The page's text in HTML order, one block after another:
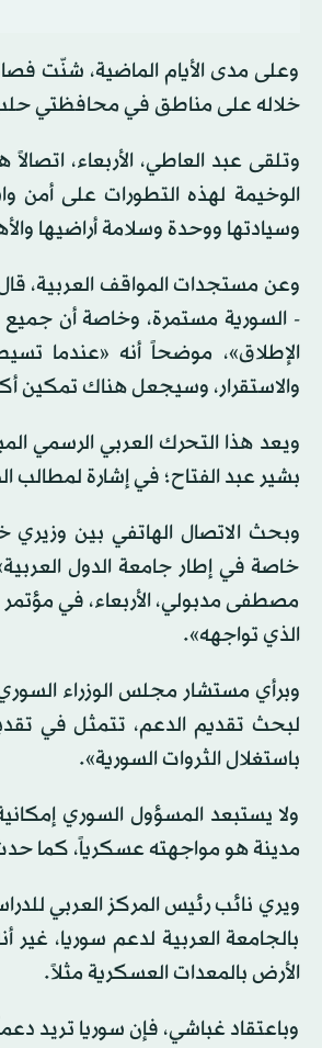
وعلى مدى الأيام الماضية، شنّت
خلاله على مناطق في محافظتي حلب
وتلقى عبد العاطي، الأربعاء،
الوخيمة لهذه التطورات على أمن
وسيادتها ووحدة وسلامة أراضيها
وعن مستجدات المواقف العربية، قال
- السورية مستمرة، وخاصة أن جميع
الإطلاق»، موضحاً أنه «عندما
والاستقرار، وسيجعل هناك تمكين
بشير عبد الفتاح؛ في إشارة لمطالب
وبحث الاتصال الهاتفي بين وزيري
خاصة في إطار جامعة الدول
مصطفى مدبولي، الأربعاء، في
الذي تواجهه».
وبرأي مستشار مجلس الوزراء
لبحث تقديم الدعم، تتمثل في
باستغلال الثروات السورية».
ولا يستبعد المسؤول السوري
مدينة هو مواجهته عسكرياً، كما
ويري نائب رئيس المركز العربي
بالجامعة العربية لدعم سوريا،
الأرض بالمعدات العسكرية مثلاً.
وباعتقاد غباشي، فإن سوريا تريد